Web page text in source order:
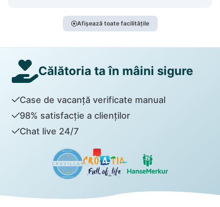
Afișează toate facilitățile
Călătoria ta în mâini sigure
Case de vacanță verificate manual
98% satisfacție a clienților
Chat live 24/7